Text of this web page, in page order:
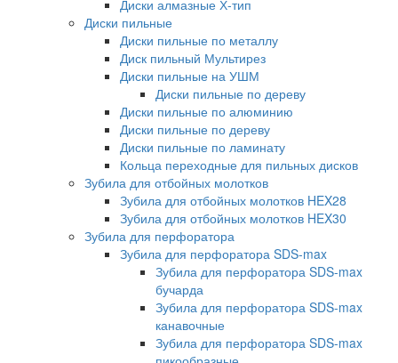
Диски алмазные Х-тип
Диски пильные
Диски пильные по металлу
Диск пильный Мультирез
Диски пильные на УШМ
Диски пильные по дереву
Диски пильные по алюминию
Диски пильные по дереву
Диски пильные по ламинату
Кольца переходные для пильных дисков
Зубила для отбойных молотков
Зубила для отбойных молотков HEX28
Зубила для отбойных молотков HEX30
Зубила для перфоратора
Зубила для перфоратора SDS-max
Зубила для перфоратора SDS-max
бучарда
Зубила для перфоратора SDS-max
канавочные
Зубила для перфоратора SDS-max